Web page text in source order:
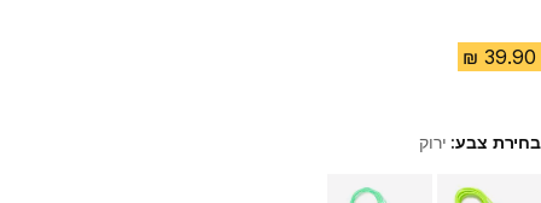
בחירת צבע: ירוק
Choose a variant